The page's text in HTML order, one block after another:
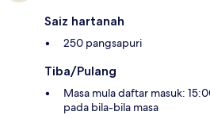
Saiz hartanah
250 pangsapuri
Tiba/Pulang
Masa mula daftar masuk:
pada bila-bila masa